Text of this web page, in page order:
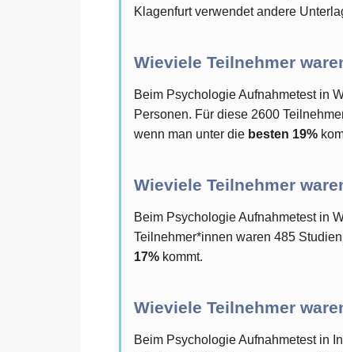
Klagenfurt verwendet andere
Wieviele Teilnehmer
Beim Psychologie Aufnahmetest in
Personen. Für diese 2600
wenn man unter die besten 19%
Wieviele Teilnehmer
Beim Psychologie Aufnahmetest in
Teilnehmer*innen waren 485
17% kommt.
Wieviele Teilnehmer
Beim Psychologie Aufnahmetest in